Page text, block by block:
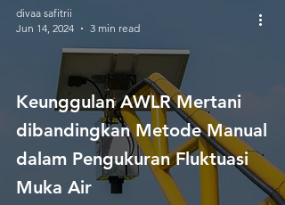
Keunggulan AWLR Mertani
dibandingkan Metode Manual
dalam Pengukuran Fluktuasi
Muka Air
divaa safitrii
Jun 14, 2024
3 min read